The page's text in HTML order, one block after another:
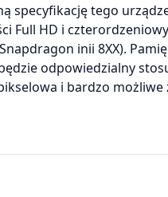
specyfikację tego
Full HD i
inii 8XX).
odpowiedzialny
i bardzo